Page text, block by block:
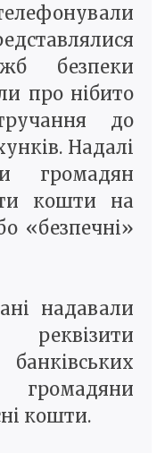
безпеки
про нібито
до
Надалі
громадян
кошти на
«безпечні»
надавали
громадяни
кошти.